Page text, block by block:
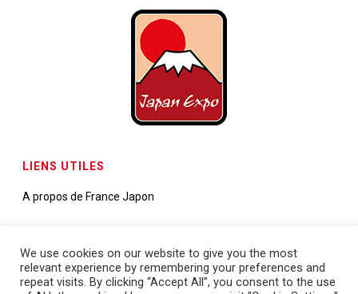
LIENS UTILES
A propos de France Japon
Demande de partenariats
We use cookies on our website to give you the most
relevant experience by remembering your preferences and
repeat visits. By clicking “Accept All”, you consent to the use